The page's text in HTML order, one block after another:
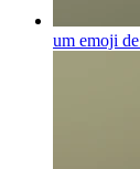
um emoji